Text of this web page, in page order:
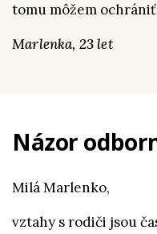
tomu môžem
Marlenka, 23 let
Názor
Milá Marlenko,
vztahy s rodiči jsou